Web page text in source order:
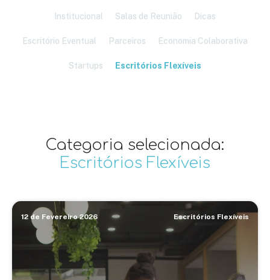
Institucional Salas de Reunião Dicas
Escritório Eventual Parceiros Economia Colaborativa
Startups Escritórios Flexíveis
Categoria selecionada:
Escritórios Flexíveis
12 de Fevereiro 2026 Escritórios Flexíveis